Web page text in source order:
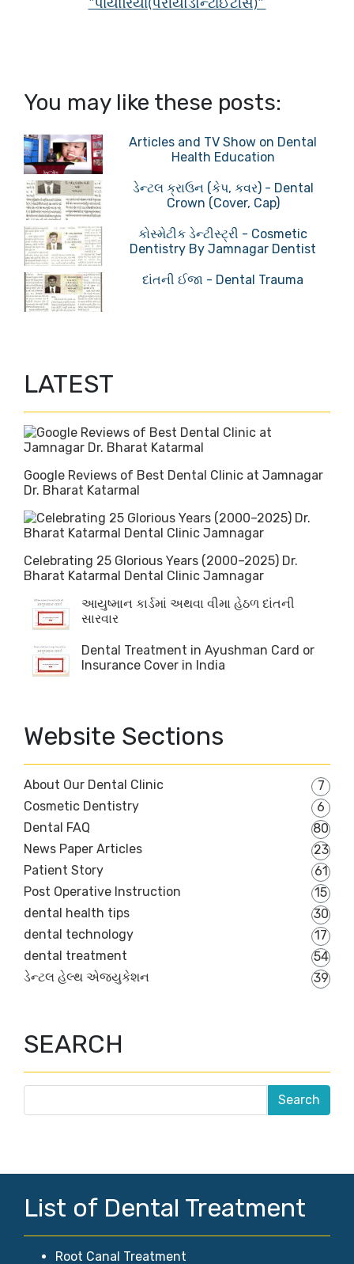
"પાયોરિયા(પેરીયોડોન્ટાઈટીસ)"
You may like these posts:
Articles and TV Show on Dental
Health Education
ડેન્ટલ ક્રાઉન (કેપ, કવર) - Dental
Crown (Cover, Cap)
કોસ્મેટીક ડેન્ટીસ્ટ્રી - Cosmetic
Dentistry By Jamnagar Dentist
દાંતની ઈજા - Dental Trauma
LATEST
Google Reviews of Best Dental Clinic at Jamnagar
Dr. Bharat Katarmal
Celebrating 25 Glorious Years (2000–2025) Dr.
Bharat Katarmal Dental Clinic Jamnagar
આયુષ્માન કાર્ડમાં અથવા વીમા હેઠળ દાંતની
સારવાર
Dental Treatment in Ayushman Card or
Insurance Cover in India
Website Sections
About Our Dental Clinic
7
Cosmetic Dentistry
6
Dental FAQ
80
News Paper Articles
23
Patient Story
61
Post Operative Instruction
15
dental health tips
30
dental technology
17
dental treatment
54
ડેન્ટલ હેલ્થ એજ્યુકેશન
39
SEARCH
List of Dental Treatment
Root Canal Treatment